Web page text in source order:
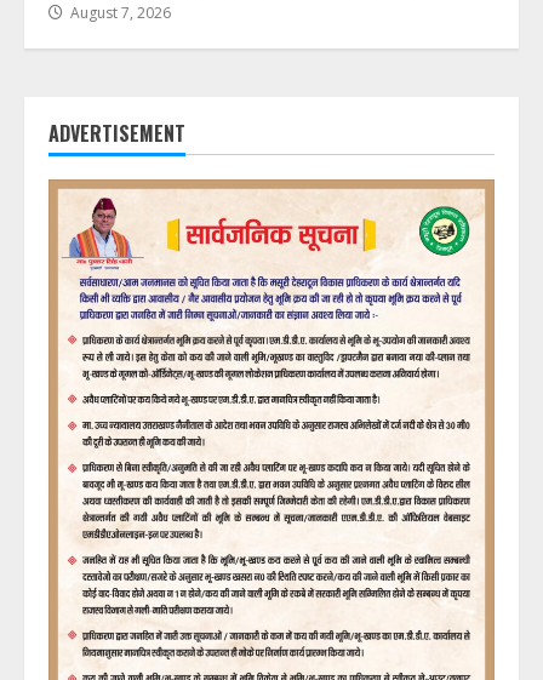
August 7, 2026
ADVERTISEMENT